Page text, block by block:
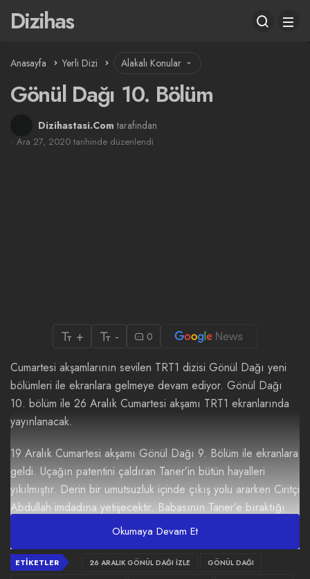
Dizihas
Anasayfa Yerli Dizi Alakalı Konular
Gönül Dağı 10. Bölüm
Dizihastasi.Com tarafından
Ara 27, 2020 tarihinde düzenlendi
+ - 0
Cumartesi akşamlarının sevilen TRT1 dizisi Gönül Dağı yeni
bölümleri ile ekranlara gelmeye devam ediyor. Gönül Dağı
10. bölüm ile 26 Aralık Cumartesi akşamı TRT1 ekranlarında
yayınlanacak.
19 Aralık Cumartesi akşamı Gönül Dağı 9. Bölüm ile ekranlara
geldi. Uçağın patentini çaldıran Taner’in bütün hayalleri
yıkılmıştır. Derin bir umutsuzluk içinde çıkış yolu ararken Ciritçi
Abdullah imdadına yetişecektir. Babasının Taner’e bıraktığı
ses kayıtlarını ona verecektir. Taner’in imdadına Zeynep
yetişir ve patenti çalanı bulur.
Gönül Dağı 9. Bölüm izlemek için tıklayınız.
Okumaya Devam Et
ETIKETLER 26 ARALIK GÖNÜL DAĞI IZLE
GÖNÜL DAĞI